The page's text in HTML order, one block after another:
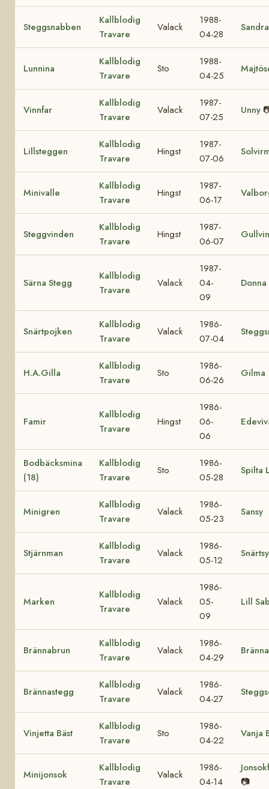
Steggsnabben
Kallblodig
Travare
Valack
1988-
04-28
Sandra
Lunnina
Kallblodig
Travare
Sto
1988-
04-25
Vinnfar
Kallblodig
Travare
Valack
1987-
07-25
Unny
Lillsteggen
Kallblodig
Travare
Hingst
1987-
07-06
Minivalle
Kallblodig
Travare
Hingst
1987-
06-17
Steggvinden
Kallblodig
Travare
Hingst
1987-
06-07
Särna Stegg
Kallblodig
Travare
Valack
1987-
04-
09
Snärtpojken
Kallblodig
Travare
Valack
1986-
07-04
H.A.Gilla
Kallblodig
Travare
Sto
1986-
06-26
Gilma
Famir
Kallblodig
Travare
Hingst
1986-
06-
06
Bodbäcksmina
(18)
Kallblodig
Travare
Sto
1986-
05-28
Spilta
Minigren
Kallblodig
Travare
Valack
1986-
05-23
Sansy
Stjärnman
Kallblodig
Travare
Valack
1986-
05-12
Snärtsy
Marken
Kallblodig
Travare
Valack
1986-
05-
09
Lill
Brännabrun
Kallblodig
Travare
Valack
1986-
04-29
Brännastegg
Kallblodig
Travare
Valack
1986-
04-27
Vinjetta Bäst
Kallblodig
Travare
Sto
1986-
04-22
Vanja
Minijonsok
Kallblodig
Travare
Valack
1986-
04-14
📷